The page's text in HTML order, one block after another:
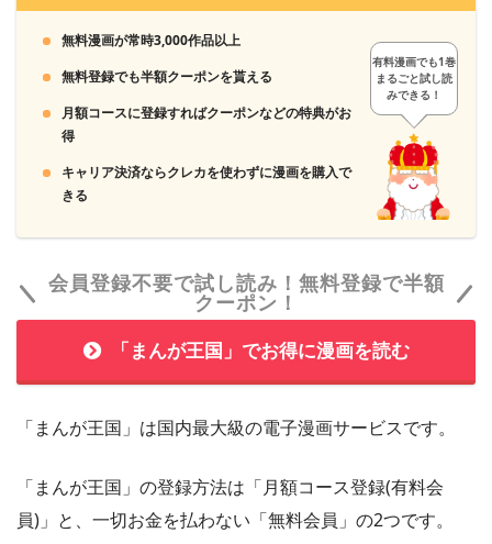
600ポイントを獲得し、31日間無料で「U-NEXT」
を使い放題です。
無料漫画が常時3,000作品以上
無料登録でも半額クーポンを貰える
月額コースに登録すればクーポンなどの特典がお
得
キャリア決済ならクレカを使わずに漫画を購入で
きる
有料漫画でも1巻
まるごと試し読
みできる！
会員登録不要で試し読み！無料登録で半額
クーポン！
「まんが王国」でお得に漫画を読む
「まんが王国」は国内最大級の電子漫画サービスです。
「まんが王国」の登録方法は「月額コース登録(有料会
員)」と、一切お金を払わない「無料会員」の2つです。